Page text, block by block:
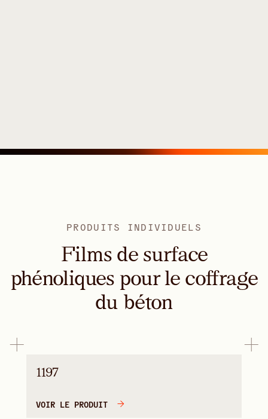
PRODUITS INDIVIDUELS
Films de surface
phénoliques pour le coffrage
du béton
1197
VOIR LE PRODUIT